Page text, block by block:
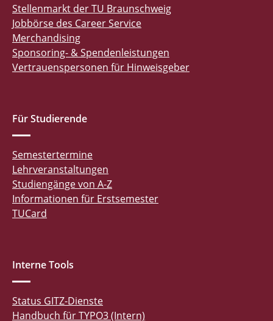
Stellenmarkt der TU Braunschweig
Jobbörse des Career Service
Merchandising
Sponsoring- & Spendenleistungen
Vertrauenspersonen für Hinweisgeber
Für Studierende
Semestertermine
Lehrveranstaltungen
Studiengänge von A-Z
Informationen für Erstsemester
TUCard
Interne Tools
Status GITZ-Dienste
Handbuch für TYPO3 (Intern)